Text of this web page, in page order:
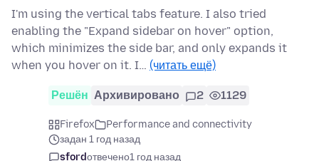
I'm using the vertical tabs feature. I also tried
enabling the "Expand sidebar on hover" option,
which minimizes the side bar, and only expands it
when you hover on it. I… (читать ещё)
Решён Архивировано 2 1129
Firefox
Performance and connectivity
задан 1 год назад
sfordотвечено1 год назад